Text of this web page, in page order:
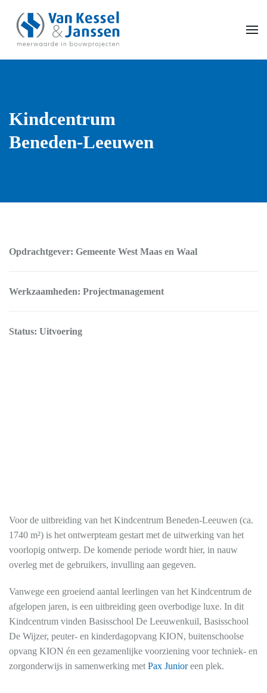
Skip to main content
Kindcentrum
Beneden-Leeuwen
Opdrachtgever: Gemeente West Maas en Waal
Werkzaamheden: Projectmanagement
Status: Uitvoering
Voor de uitbreiding van het Kindcentrum Beneden-Leeuwen (ca.
1740 m²) is het ontwerpteam gestart met de uitwerking van het
voorlopig ontwerp. De komende periode wordt hier, in nauw
overleg met de gebruikers, invulling aan gegeven.
Vanwege een groeiend aantal leerlingen van het Kindcentrum de
afgelopen jaren, is een uitbreiding geen overbodige luxe. In dit
Kindcentrum vinden Basisschool De Leeuwenkuil, Basisschool
De Wijzer, peuter- en kinderdagopvang KION, buitenschoolse
opvang KION én een gezamenlijke voorziening voor techniek- en
zorgonderwijs in samenwerking met Pax Junior een plek.